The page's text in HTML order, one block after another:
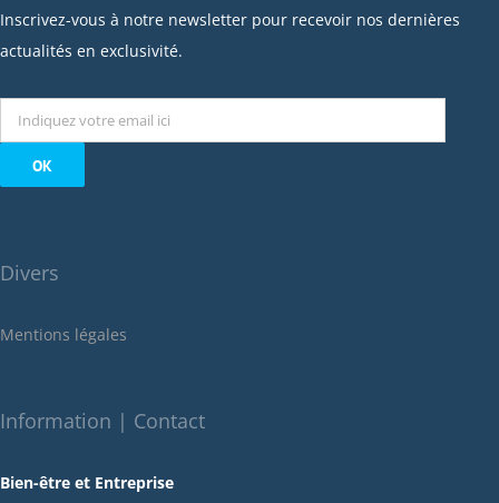
janvier 2023
décembre 2022
octobre 2022
septembre 2022
août 2022
mai 2022
décembre 2021
octobre 2021
juillet 2021
Inscrivez-vous à notre newsletter pour recevoir nos dernières
actualités en exclusivité.
Divers
Mentions légales
Information | Contact
Bien-être et Entreprise